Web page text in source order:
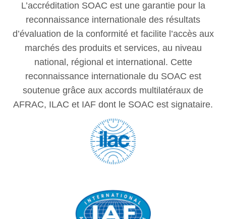
L’accréditation SOAC est une garantie pour la
reconnaissance internationale des résultats
d’évaluation de la conformité et facilite l’accès aux
marchés des produits et services, au niveau
national, régional et international. Cette
reconnaissance internationale du SOAC est
soutenue grâce aux accords multilatéraux de
AFRAC, ILAC et IAF dont le SOAC est signataire.